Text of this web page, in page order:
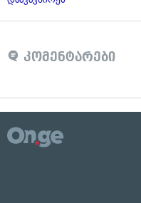
კომენტარები